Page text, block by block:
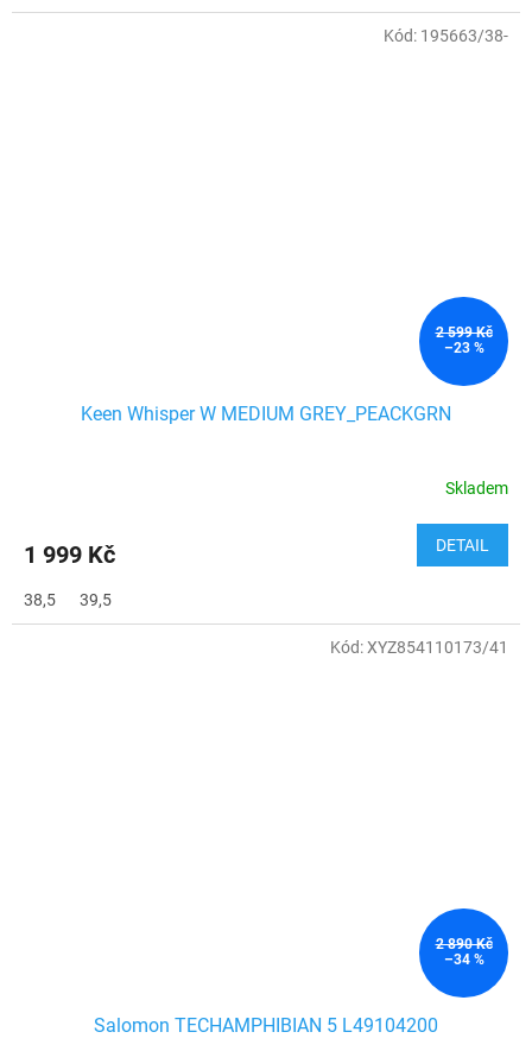
2 599 Kč
–23 %
Keen Whisper W MEDIUM GREY_PEACKGRN
Skladem
1 999 Kč DETAIL
38,5 39,5
Kód: 195663/38-
2 890 Kč
–34 %
Salomon TECHAMPHIBIAN 5 L49104200
Kód:XYZ854110173/41